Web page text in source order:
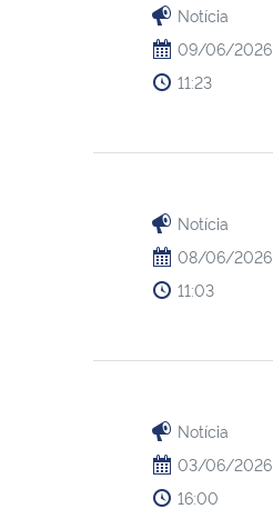
Notícia
09/06/2026
11:23
Notícia
08/06/2026
11:03
Notícia
03/06/2026
16:00